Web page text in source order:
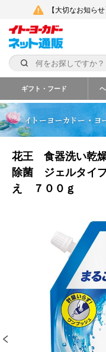
【大切なお知ら
ギフト・フード
花王 食器洗い乾
除菌 ジェルタイ
え ７００ｇ